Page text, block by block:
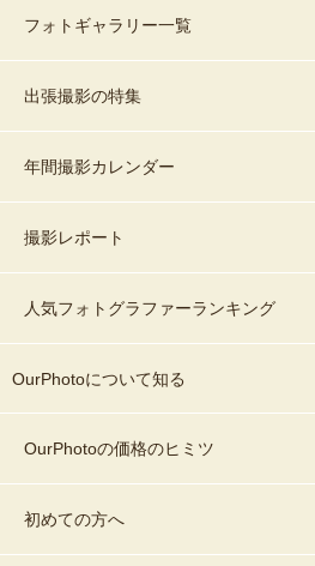
フォトギャラリー一覧
出張撮影の特集
年間撮影カレンダー
撮影レポート
人気フォトグラファーランキング
OurPhotoについて知る
OurPhotoの価格のヒミツ
初めての方へ